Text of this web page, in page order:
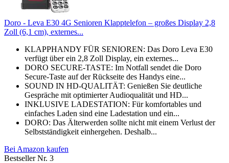
Doro - Leva E30 4G Senioren Klapptelefon – großes Display 2,8
Zoll (6,1 cm), externes...
KLAPPHANDY FÜR SENIOREN: Das Doro Leva E30
verfügt über ein 2,8 Zoll Display, ein externes...
DORO SECURE-TASTE: Im Notfall sendet die Doro
Secure-Taste auf der Rückseite des Handys eine...
SOUND IN HD-QUALITÄT: Genießen Sie deutliche
Gespräche mit optimierter Audioqualität und HD...
INKLUSIVE LADESTATION: Für komfortables und
einfaches Laden sind eine Ladestation und ein...
DORO: Das Älterwerden sollte nicht mit einem Verlust der
Selbstständigkeit einhergehen. Deshalb...
Bei Amazon kaufen
Bestseller Nr. 3